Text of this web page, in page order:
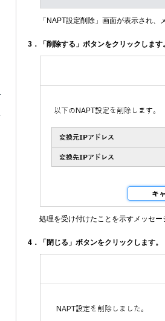
「NAPT設定削除」画面が表示され、
3．「削除する」ボタンをクリックします。
処理を受け付けたことを示すメッセー
4．「閉じる」ボタンをクリックします。